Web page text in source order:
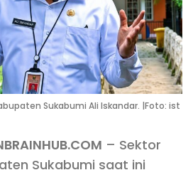
Sukabumi Ali Iskandar. |Foto: ist
– Sektor
Sukabumi saat ini